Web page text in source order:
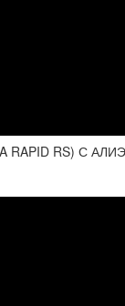
RS) С